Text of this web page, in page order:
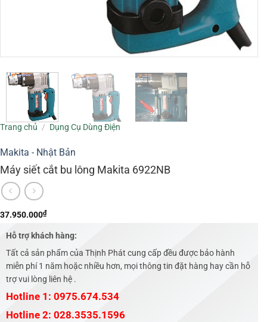
Trang chủ / Dụng Cụ Dùng Điện
Makita - Nhật Bản
Máy siết cắt bu lông Makita 6922NB
37.950.000₫
Hỗ trợ khách hàng:
Tất cả sản phẩm của Thịnh Phát cung cấp đều được bảo hành
miễn phí 1 năm hoặc nhiều hơn, mọi thông tin đặt hàng hay cần hỗ
trợ vui lòng liên hệ .
Hotline 1: 0975.674.534
Hotline 2: 028.3535.1596